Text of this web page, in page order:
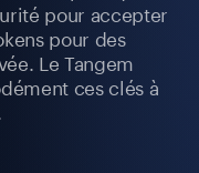
pour accepter
pour des
Le Tangem
ces clés à